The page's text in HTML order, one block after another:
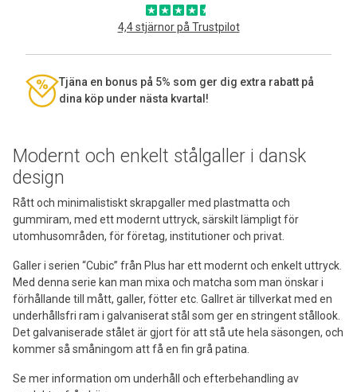
Modernt och enkelt stålgaller i dansk
design
Rått och minimalistiskt skrapgaller med plastmatta och
gummiram, med ett modernt uttryck, särskilt lämpligt för
utomhusområden, för företag, institutioner och privat.
Galler i serien “Cubic” från Plus har ett modernt och enkelt uttryck.
Med denna serie kan man mixa och matcha som man önskar i
förhållande till mått, galler, fötter etc. Gallret är tillverkat med en
underhållsfri ram i galvaniserat stål som ger en stringent stållook.
Det galvaniserade stålet är gjort för att stå ute hela säsongen, och
kommer så småningom att få en fin grå patina.
Se mer information om underhåll och efterbehandling av
4,4 stjärnor på Trustpilot
Tjäna en bonus på 5% som ger dig extra rabatt på
dina köp under nästa kvartal!